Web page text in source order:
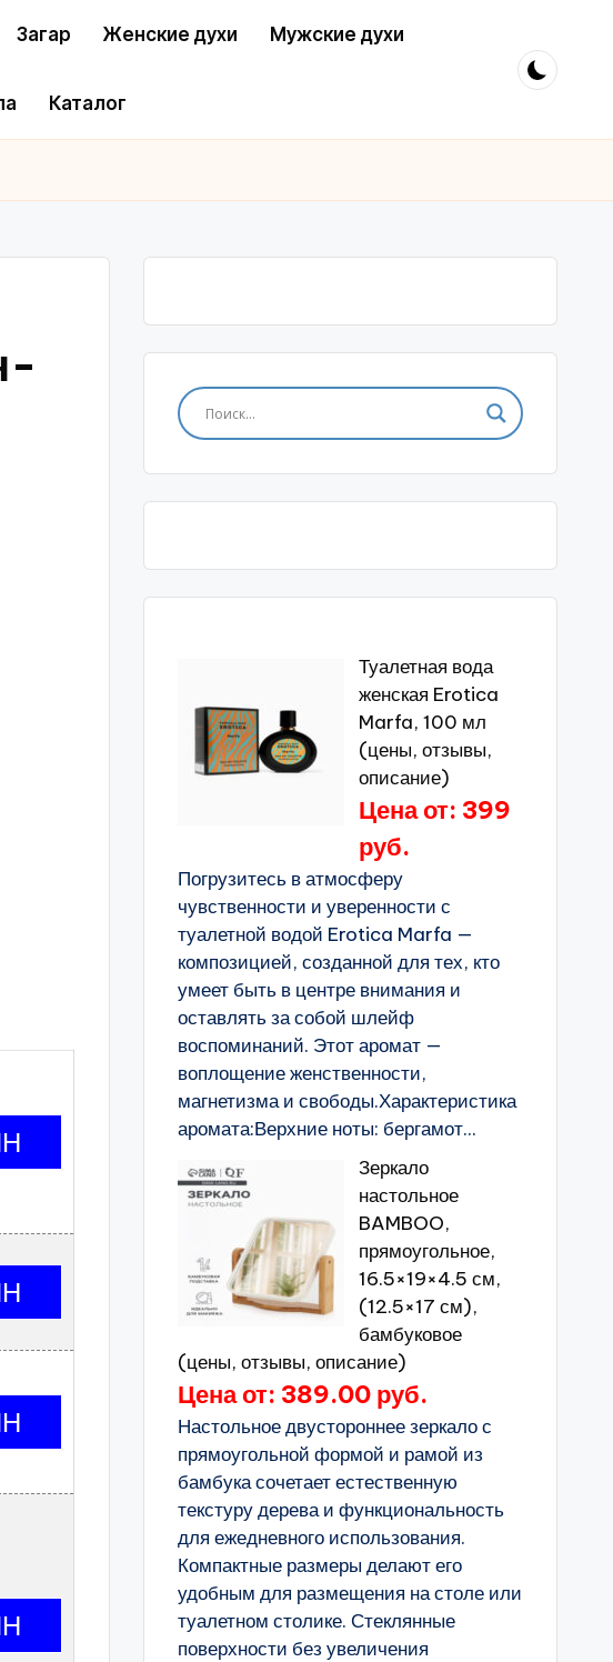
Загар Женские духи Мужские духи
Каталог
Туалетная вода
женская Erotica
Marfa, 100 мл
(цены, отзывы,
описание)
Цена от: 399
руб.
Погрузитесь в атмосферу
чувственности и уверенности с
туалетной водой Erotica Marfa —
композицией, созданной для тех, кто
умеет быть в центре внимания и
оставлять за собой шлейф
воспоминаний. Этот аромат —
воплощение женственности,
магнетизма и свободы.Характеристика
аромата:Верхние ноты: бергамот...
Зеркало
настольное
BAMBOO,
прямоугольное,
16.5×19×4.5 см,
(12.5×17 см),
бамбуковое
(цены, отзывы, описание)
Цена от: 389.00 руб.
Настольное двустороннее зеркало с
прямоугольной формой и рамой из
бамбука сочетает естественную
текстуру дерева и функциональность
для ежедневного использования.
Компактные размеры делают его
удобным для размещения на столе или
туалетном столике. Стеклянные
поверхности без увеличения